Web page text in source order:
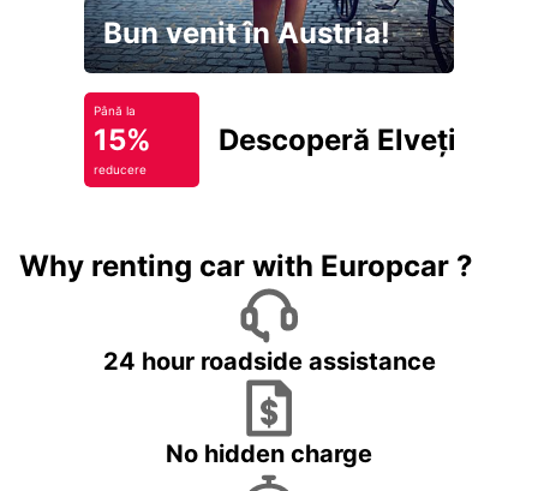
Bun venit în Austria!
Până la
15%
reducere
Descoperă Elveția
Why renting car with Europcar ?
24 hour roadside assistance
No hidden charge